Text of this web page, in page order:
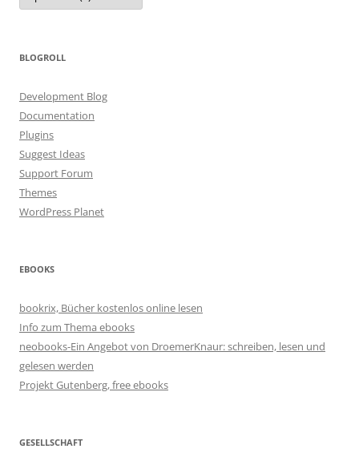
BLOGROLL
Development Blog
Documentation
Plugins
Suggest Ideas
Support Forum
Themes
WordPress Planet
EBOOKS
bookrix, Bücher kostenlos online lesen
Info zum Thema ebooks
neobooks-Ein Angebot von DroemerKnaur: schreiben, lesen und
gelesen werden
Projekt Gutenberg, free ebooks
GESELLSCHAFT